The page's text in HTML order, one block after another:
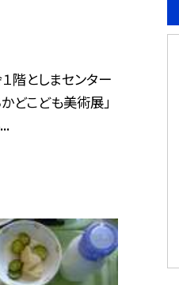
階としまセンター
どこども美術展」